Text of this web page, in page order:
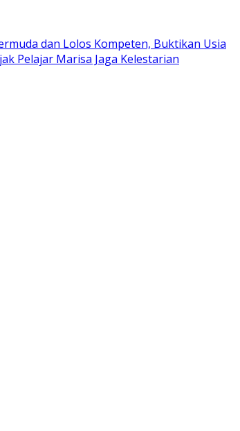
dan Lolos Kompeten, Buktikan Usia
Pelajar Marisa Jaga Kelestarian